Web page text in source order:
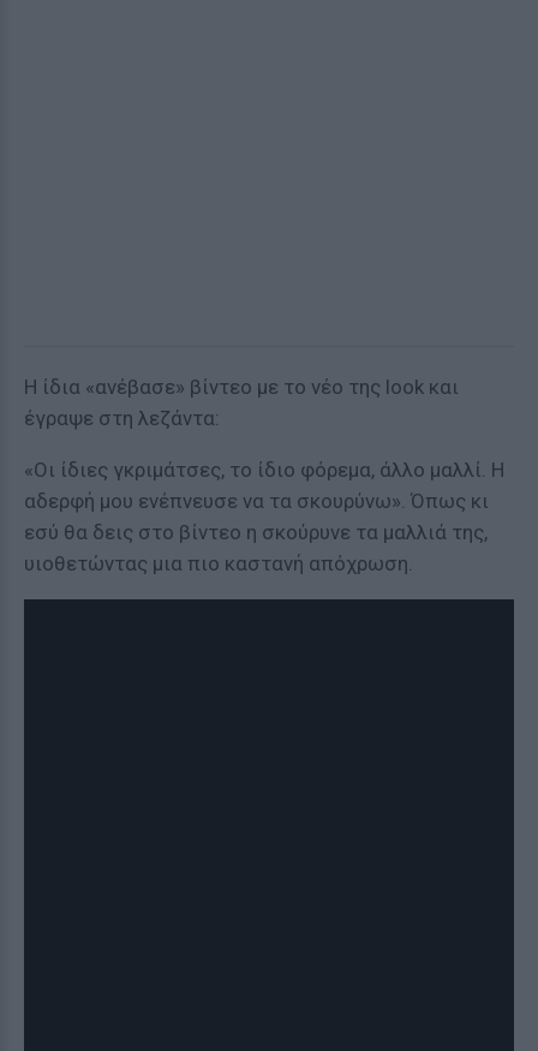
Η ίδια «ανέβασε» βίντεο με το νέο της look και
έγραψε στη λεζάντα:
«Οι ίδιες γκριμάτσες, το ίδιο φόρεμα, άλλο μαλλί. Η
αδερφή μου ενέπνευσε να τα σκουρύνω». Όπως κι
εσύ θα δεις στο βίντεο η σκούρυνε τα μαλλιά της,
υιοθετώντας μια πιο καστανή απόχρωση.